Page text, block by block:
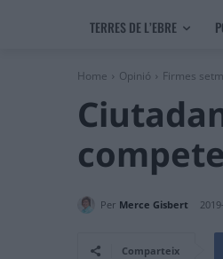
TERRES DE L’EBRE
Home Opinió Firmes
Per Merce Gisbert
Comparteix